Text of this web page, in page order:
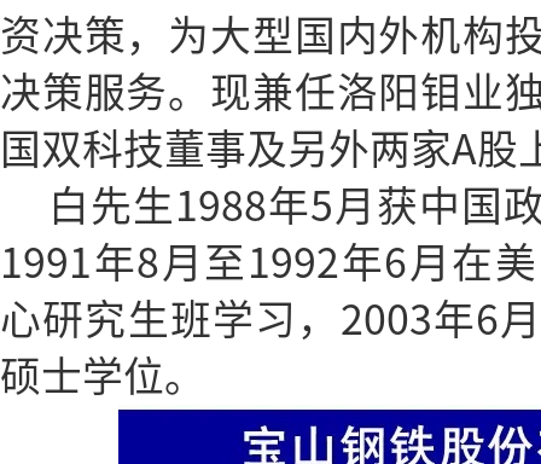
资决策，为大型国内外机构
决策服务。现兼任洛阳钼业
国双科技董事及另外两家A股
白先生1988年5月获中国
1991年8月至1992年6月在
心研究生班学习，2003年6
硕士学位。